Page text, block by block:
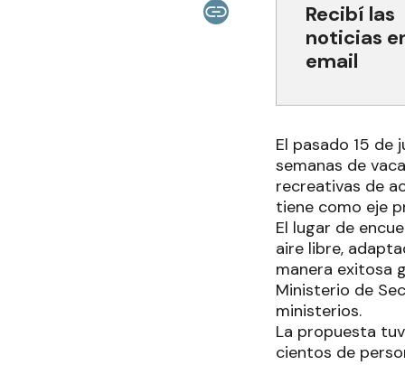
Recibí las
noticias
email
El pasado 15 de
semanas de
recreativas de
tiene como eje
El lugar de
aire libre,
manera exitosa
Ministerio de
ministerios.
La propuesta
cientos de